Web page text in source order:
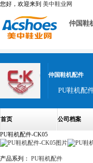
您好，欢迎来到 美中鞋业网
仲国鞋
仲国鞋机配件
首页 公司档案
PU鞋机配件-CK05
产品系列： PU鞋机配件